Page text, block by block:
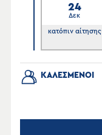
24
Δεκ
κατόπιν αίτησης
ΚΑΛΕΣΜΕΝΟΙ